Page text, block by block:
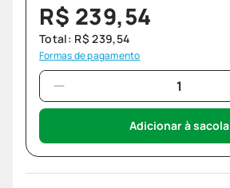
R$ 239,54
Total: R$ 239,54
Formas de pagamento
Adicionar à sacola